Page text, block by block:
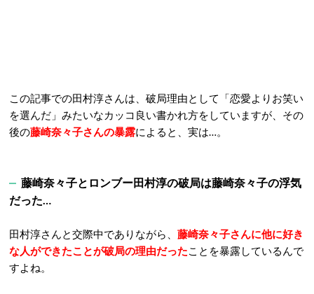
この記事での田村淳さんは、破局理由として「恋愛よりお笑い
を選んだ」みたいなカッコ良い書かれ方をしていますが、その
後の藤崎奈々子さんの暴露によると、実は…。
藤崎奈々子とロンブー田村淳の破局は藤崎奈々子の浮気
だった…
田村淳さんと交際中でありながら、 藤崎奈々子さんに他に好き
な人ができたことが破局の理由だったことを暴露しているんで
すよね。